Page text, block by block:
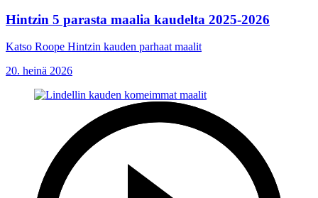
Hintzin 5 parasta maalia kaudelta 2025-2026
Katso Roope Hintzin kauden parhaat maalit
20. heinä 2026